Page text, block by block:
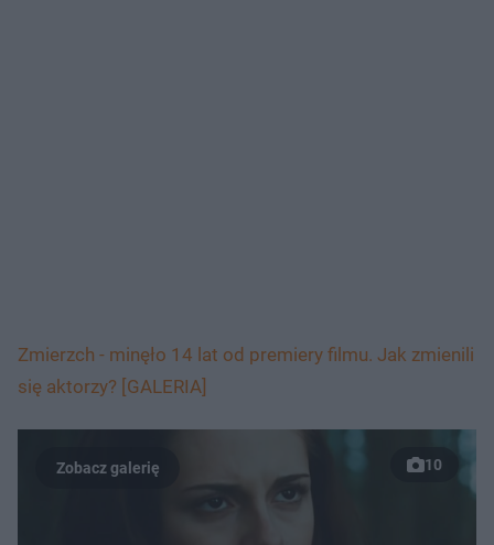
Zmierzch - minęło 14 lat od premiery filmu. Jak zmienili
się aktorzy? [GALERIA]
10